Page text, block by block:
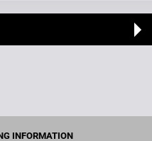
INFORMATION